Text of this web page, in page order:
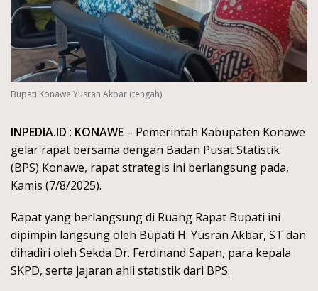
Bupati Konawe Yusran Akbar (tengah)
INPEDIA.ID : KONAWE – Pemerintah Kabupaten Konawe
gelar rapat bersama dengan Badan Pusat Statistik
(BPS) Konawe, rapat strategis ini berlangsung pada,
Kamis (7/8/2025).
Rapat yang berlangsung di Ruang Rapat Bupati ini
dipimpin langsung oleh Bupati H. Yusran Akbar, ST dan
dihadiri oleh Sekda Dr. Ferdinand Sapan, para kepala
SKPD, serta jajaran ahli statistik dari BPS.